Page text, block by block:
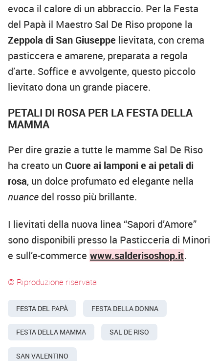
evoca il calore di un abbraccio. Per la Festa
del Papà il Maestro Sal De Riso propone la
Zeppola di San Giuseppe lievitata, con crema
pasticcera e amarene, preparata a regola
d’arte. Soffice e avvolgente, questo piccolo
lievitato dona un grande piacere.
PETALI DI ROSA PER LA FESTA DELLA
MAMMA
Per dire grazie a tutte le mamme Sal De Riso
ha creato un Cuore ai lamponi e ai petali di
rosa, un dolce profumato ed elegante nella
nuance del rosso più brillante.
I lievitati della nuova linea “Sapori d’Amore”
sono disponibili presso la Pasticceria di Minori
e sull’e-commerce www.salderisoshop.it.
© Riproduzione riservata
FESTA DEL PAPÀ FESTA DELLA DONNA
FESTA DELLA MAMMA SAL DE RISO
SAN VALENTINO